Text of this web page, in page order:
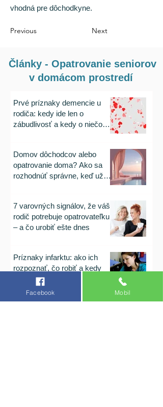
vhodná pre dôchodkyne.
Previous Next
Články - Opatrovanie seniorov
v domácom prostredí
Prvé príznaky demencie u
rodiča: kedy ide len o
zábudlivosť a kedy o niečo
Domov dôchodcov alebo
opatrovanie doma? Ako sa
rozhodnúť správne, keď už
7 varovných signálov, že váš
rodič potrebuje opatrovateľku
– a čo urobiť ešte dnes
Príznaky infarktu: ako ich
rozpoznať, čo robiť a kedy
volať záchranku
Facebook Mobil